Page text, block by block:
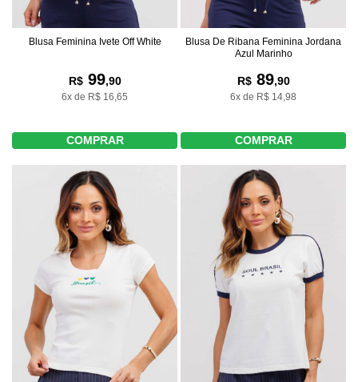
Blusa Feminina Ivete Off White
R$99,90
6x de R$ 16,65
COMPRAR
Blusa De Ribana Feminina Jordana
Azul Marinho
R$89,90
6x de R$ 14,98
COMPRAR